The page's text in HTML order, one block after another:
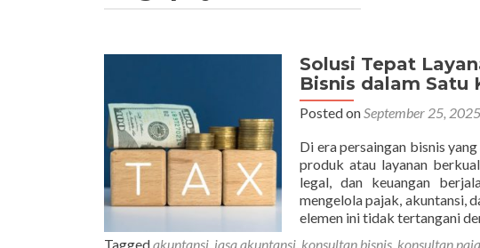
Solusi Tepat
Bisnis dalam Satu
Posted onSeptember 25, 2025
Di era persaingan bisnis
produk atau layanan
legal, dan keuangan
mengelola pajak, akuntansi,
elemen ini tidak tertangani
Taggedakuntansi, jasa akuntansi, konsultan bisnis, konsultan